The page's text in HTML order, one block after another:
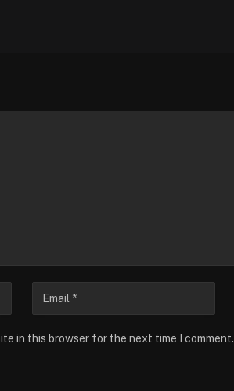
in this browser for the next time I comment.